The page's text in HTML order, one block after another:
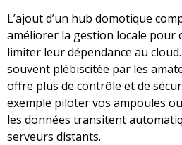
L’ajout d’un hub domotique
améliorer la gestion locale pour
limiter leur dépendance au
souvent plébiscitée par les
offre plus de contrôle et de
exemple piloter vos ampoules
les données transitent
serveurs distants.